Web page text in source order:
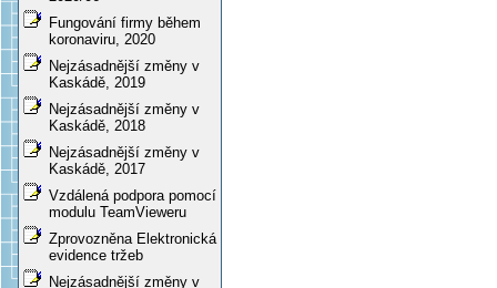
Fungování firmy během
koronaviru, 2020
Nejzásadnější změny v
Kaskádě, 2019
Nejzásadnější změny v
Kaskádě, 2018
Nejzásadnější změny v
Kaskádě, 2017
Vzdálená podpora pomocí
modulu TeamVieweru
Zprovozněna Elektronická
evidence tržeb
Nejzásadnější změny v